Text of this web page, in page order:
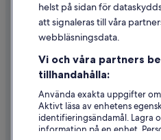
Hjälp
Avboka eller ändra din bokning
Återbetalningsprocess och tidslinjer
Boka ett flyg med flygbolagskredit
Internationella resedokument
helst på sidan för
att signaleras till våra
webbläsningsdata.
Vi och våra partners
tillhandahålla:
Använda exakta uppgifter
Aktivt läsa av enhetens
identifieringsändamål. Lagra
information på en enhet.